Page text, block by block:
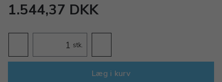
1.544,37 DKK
stk.
Læg i kurv